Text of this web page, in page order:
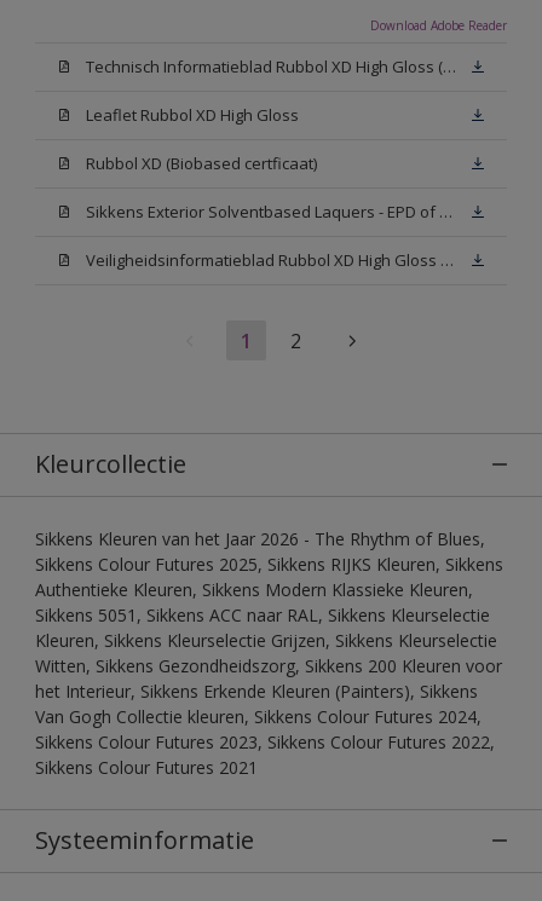
Download Adobe Reader
Technisch Informatieblad Rubbol XD High Gloss (PDF)
Leaflet Rubbol XD High Gloss
Rubbol XD (Biobased certficaat)
Sikkens Exterior Solventbased Laquers - EPD of Milieuproductverklaring
Veiligheidsinformatieblad Rubbol XD High Gloss White W05 (MSDS)
1 2
Kleurcollectie
Sikkens Kleuren van het Jaar 2026 - The Rhythm of Blues,
Sikkens Colour Futures 2025, Sikkens RIJKS Kleuren, Sikkens
Authentieke Kleuren, Sikkens Modern Klassieke Kleuren,
Sikkens 5051, Sikkens ACC naar RAL, Sikkens Kleurselectie
Kleuren, Sikkens Kleurselectie Grijzen, Sikkens Kleurselectie
Witten, Sikkens Gezondheidszorg, Sikkens 200 Kleuren voor
het Interieur, Sikkens Erkende Kleuren (Painters), Sikkens
Van Gogh Collectie kleuren, Sikkens Colour Futures 2024,
Sikkens Colour Futures 2023, Sikkens Colour Futures 2022,
Sikkens Colour Futures 2021
Systeeminformatie